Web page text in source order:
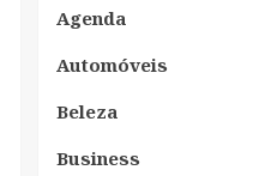
Agenda
Automóveis
Beleza
Business